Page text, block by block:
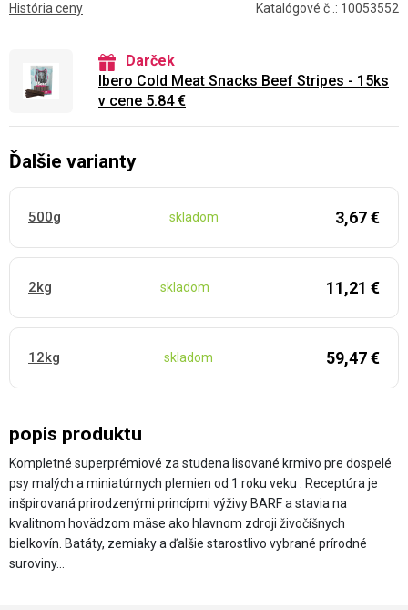
popis produktu
Kompletné superprémiové za studena lisované krmivo pre dospelé
psy malých a miniatúrnych plemien od 1 roku veku . Receptúra je
inšpirovaná prirodzenými princípmi výživy BARF a stavia na
kvalitnom hovädzom mäse ako hlavnom zdroji živočíšnych
bielkovín. Batáty, zemiaky a ďalšie starostlivo vybrané prírodné
suroviny…
História ceny Katalógové č .: 10053552
Darček
Ibero Cold Meat Snacks Beef Stripes - 15ks
v cene 5.84 €
Ďalšie varianty
500g skladom 3,67 €
2kg skladom 11,21 €
12kg skladom 59,47 €